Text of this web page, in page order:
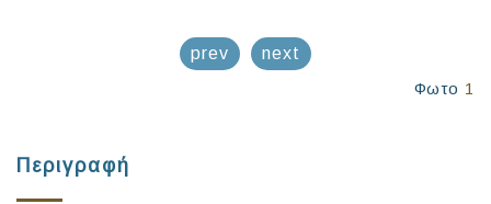
prev
next
Φωτο 1
Περιγραφή